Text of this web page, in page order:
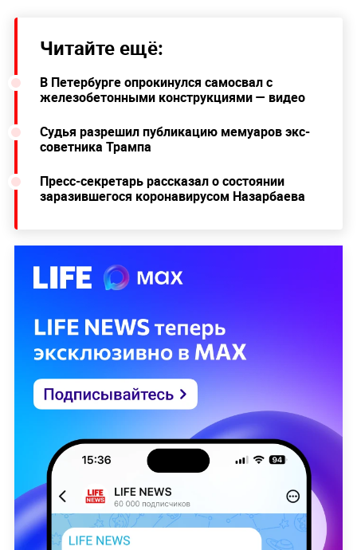
Читайте ещё:
В Петербурге опрокинулся самосвал с
железобетонными конструкциями — видео
Судья разрешил публикацию мемуаров экс-
советника Трампа
Пресс-секретарь рассказал о состоянии
заразившегося коронавирусом Назарбаева